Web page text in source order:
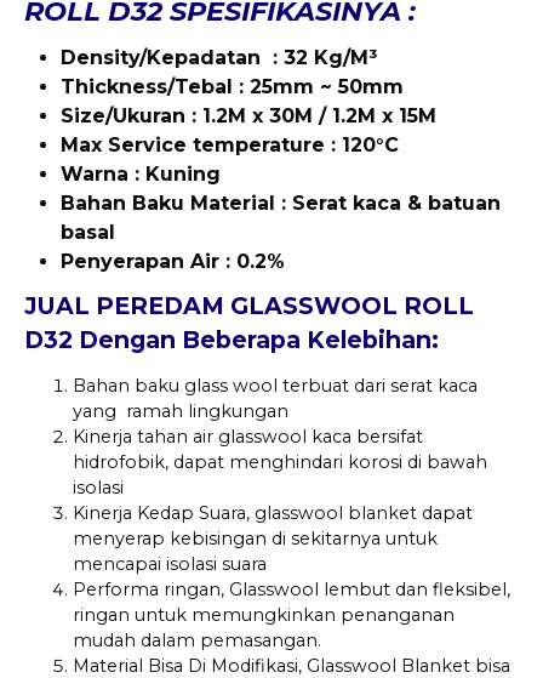
ROLL D32 SPESIFIKASINYA :
Density/Kepadatan : 32 Kg/M³
Thickness/Tebal : 25mm ~ 50mm
Size/Ukuran : 1.2M x 30M / 1.2M x 15M
Max Service temperature : 120°C
Warna : Kuning
Bahan Baku Material : Serat kaca & batuan
basal
Penyerapan Air : 0.2%
JUAL PEREDAM GLASSWOOL ROLL
D32 Dengan Beberapa Kelebihan:
Bahan baku glass wool terbuat dari serat kaca
yang ramah lingkungan
Kinerja tahan air glasswool kaca bersifat
hidrofobik, dapat menghindari korosi di bawah
isolasi
Kinerja Kedap Suara, glasswool blanket dapat
menyerap kebisingan di sekitarnya untuk
mencapai isolasi suara
Performa ringan, Glasswool lembut dan fleksibel,
ringan untuk memungkinkan penanganan
mudah dalam pemasangan.
Material Bisa Di Modifikasi, Glasswool Blanket bisa